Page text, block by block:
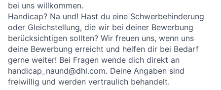
bei uns willkommen.
Handicap? Na und! Hast du eine Schwerbehinderung
oder Gleichstellung, die wir bei deiner Bewerbung
berücksichtigen sollten? Wir freuen uns, wenn uns
deine Bewerbung erreicht und helfen dir bei Bedarf
gerne weiter! Bei Fragen wende dich direkt an
handicap_naund@dhl.com. Deine Angaben sind
freiwillig und werden vertraulich behandelt.